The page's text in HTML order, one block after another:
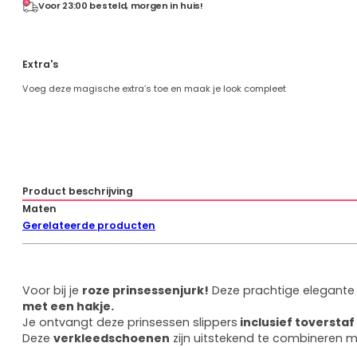
Voor 23:00 besteld, morgen in huis!
Extra's
Voeg deze magische extra’s toe en maak je look compleet
Product beschrijving
Maten
Gerelateerde producten
Voor bij je roze prinsessenjurk! Deze prachtige elegante
met een hakje.
Je ontvangt deze prinsessen slippers inclusief toverstaf
Deze verkleedschoenen zijn uitstekend te combineren